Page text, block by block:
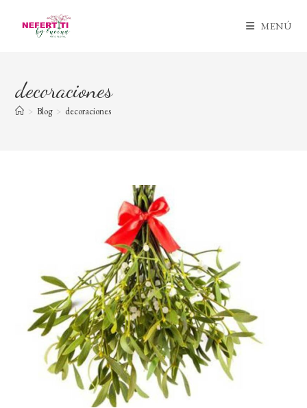
contenido
MENÚ
decoraciones
> Blog > decoraciones